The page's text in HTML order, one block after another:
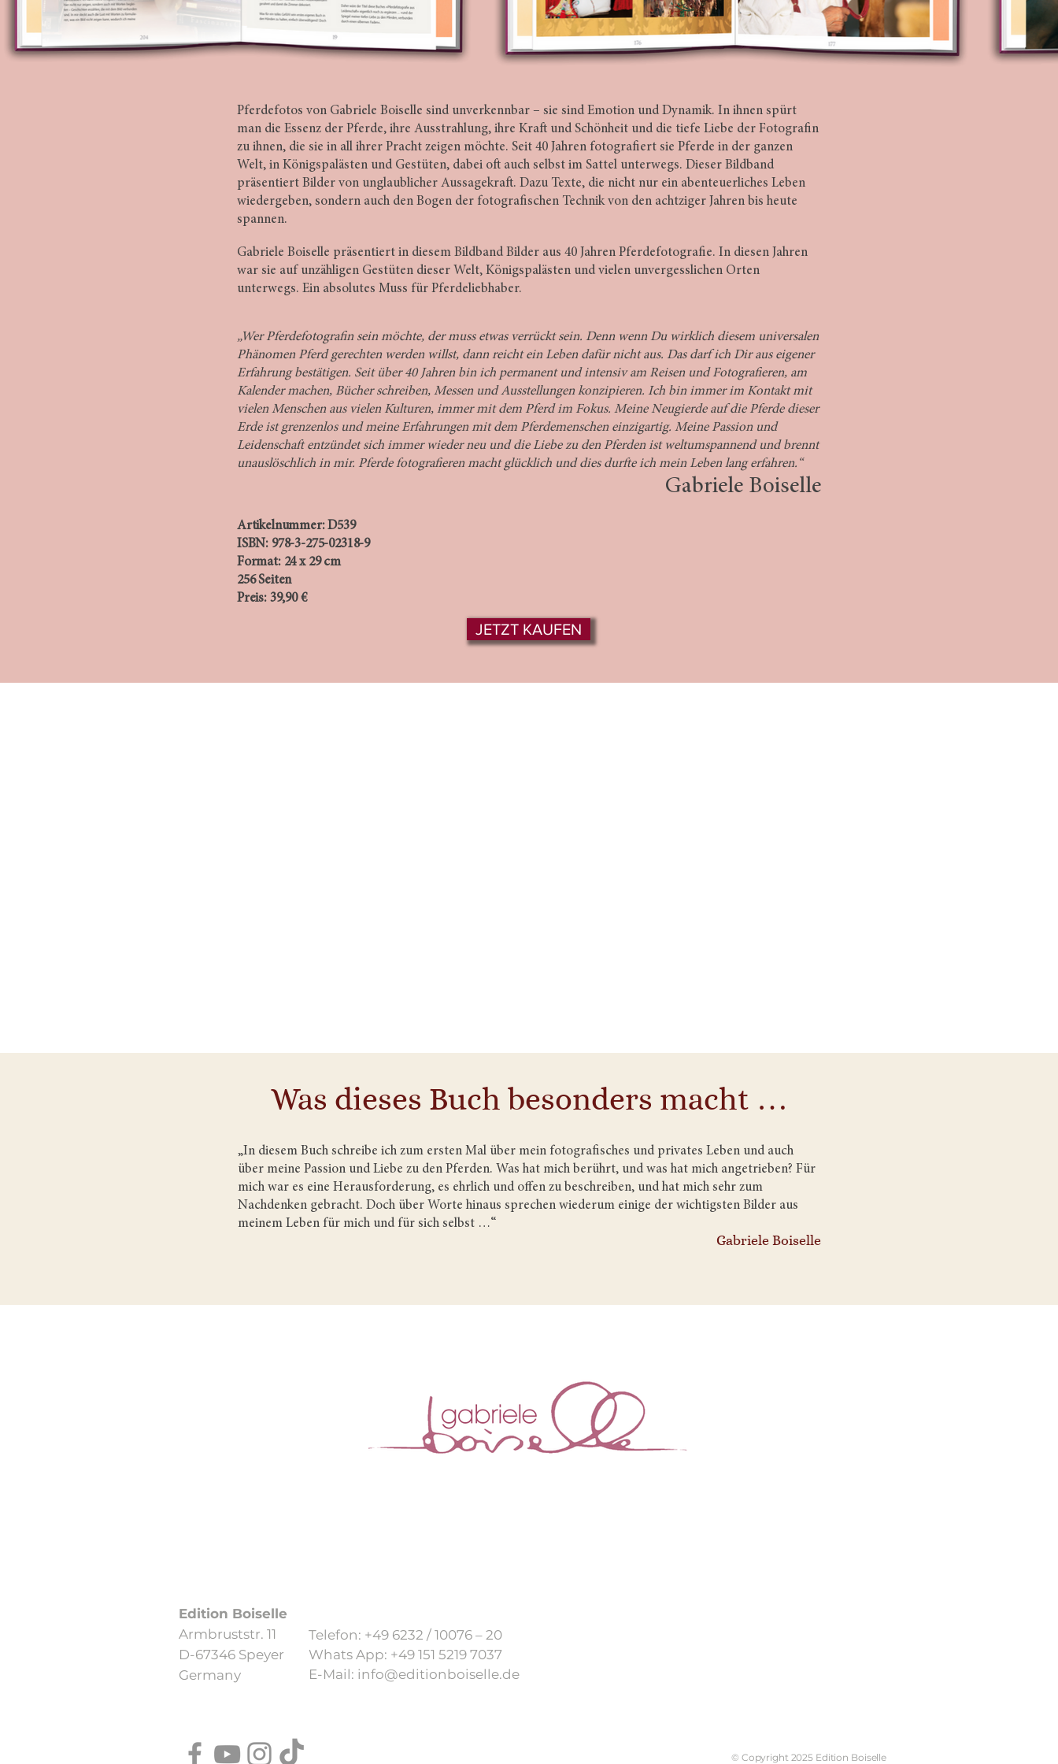
Pferdefotos von Gabriele Boiselle sind unverkennbar – sie sind Emotion und Dynamik. In ihnen spürt
man die Essenz der Pferde, ihre Ausstrahlung, ihre Kraft und Schönheit und die tiefe Liebe der Fotografin
zu ihnen, die sie in all ihrer Pracht zeigen möchte. Seit 40 Jahren fotografiert sie Pferde in der ganzen
Welt, in Königspalästen und Gestüten, dabei oft auch selbst im Sattel unterwegs. Dieser Bildband
präsentiert Bilder von unglaublicher Aussagekraft. Dazu Texte, die nicht nur ein abenteuerliches Leben
wiedergeben, sondern auch den Bogen der fotografischen Technik von den achtziger Jahren bis heute
spannen.
Gabriele Boiselle präsentiert in diesem Bildband Bilder aus 40 Jahren Pferdefotografie. In diesen Jahren
war sie auf unzähligen Gestüten dieser Welt, Königspalästen und vielen unvergesslichen Orten
unterwegs. Ein absolutes Muss für Pferdeliebhaber.
„Wer Pferdefotografin sein möchte, der muss etwas verrückt sein. Denn wenn Du wirklich diesem universalen
Phänomen Pferd gerechten werden willst, dann reicht ein Leben dafür nicht aus. Das darf ich Dir aus eigener
Erfahrung bestätigen. Seit über 40 Jahren bin ich permanent und intensiv am Reisen und Fotografieren, am
Kalender machen, Bücher schreiben, Messen und Ausstellungen konzipieren. Ich bin immer im Kontakt mit
vielen Menschen aus vielen Kulturen, immer mit dem Pferd im Fokus. Meine Neugierde auf die Pferde dieser
Erde ist grenzenlos und meine Erfahrungen mit dem Pferdemenschen einzigartig. Meine Passion und
Leidenschaft entzündet sich immer wieder neu und die Liebe zu den Pferden ist weltumspannend und brennt
unauslöschlich in mir. Pferde fotografieren macht glücklich und dies durfte ich mein Leben lang erfahren.“
Gabriele Boiselle
​​Artikelnummer: D539
ISBN: 978-3-275-02318-9
Format: 24 x 29 cm
256 Seiten
Preis: 39,90 €
JETZT KAUFEN
Was dieses Buch besonders macht …
„In diesem Buch schreibe ich zum ersten Mal über mein fotografisches und privates Leben und auch
über meine Passion und Liebe zu den Pferden. Was hat mich berührt, und was hat mich angetrieben? Für
mich war es eine Herausforderung, es ehrlich und offen zu beschreiben, und hat mich sehr zum
Nachdenken gebracht. Doch über Worte hinaus sprechen wiederum einige der wichtigsten Bilder aus
meinem Leben für mich und für sich selbst …“
Gabriele Boiselle
Edition Boiselle
Armbruststr. 11
D-67346 Speyer
Germany
Telefon: +49 6232 / 10076 – 20
​Whats App: +49 151 5219 7037
​E-Mail: info@editionboiselle.de
© Copyright 2025 Edition Boiselle